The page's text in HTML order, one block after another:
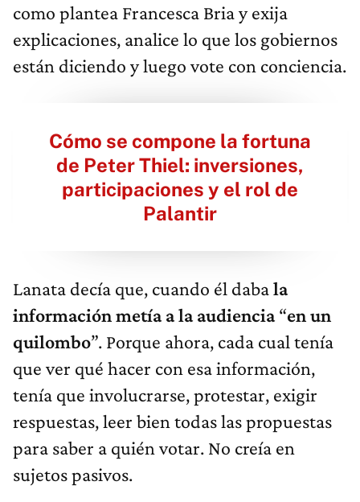
como plantea Francesca Bria y exija
explicaciones, analice lo que los gobiernos
están diciendo y luego vote con conciencia.
Cómo se compone la fortuna
de Peter Thiel: inversiones,
participaciones y el rol de
Palantir
Lanata decía que, cuando él dabala
información metía a la audiencia“en un
quilombo”. Porque ahora, cada cual tenía
que ver qué hacer con esa información,
tenía que involucrarse, protestar, exigir
respuestas, leer bien todas las propuestas
para saber a quién votar. No creía en
sujetos pasivos.